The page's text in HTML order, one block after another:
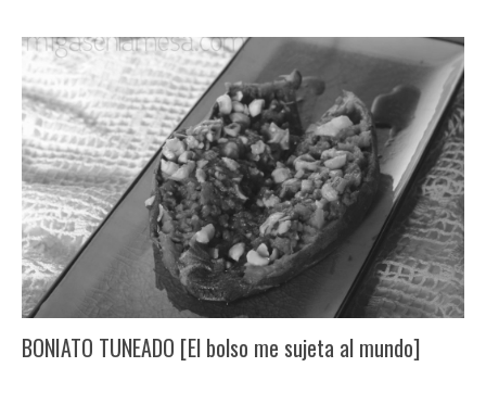
BONIATO TUNEADO [El bolso me sujeta al mundo]